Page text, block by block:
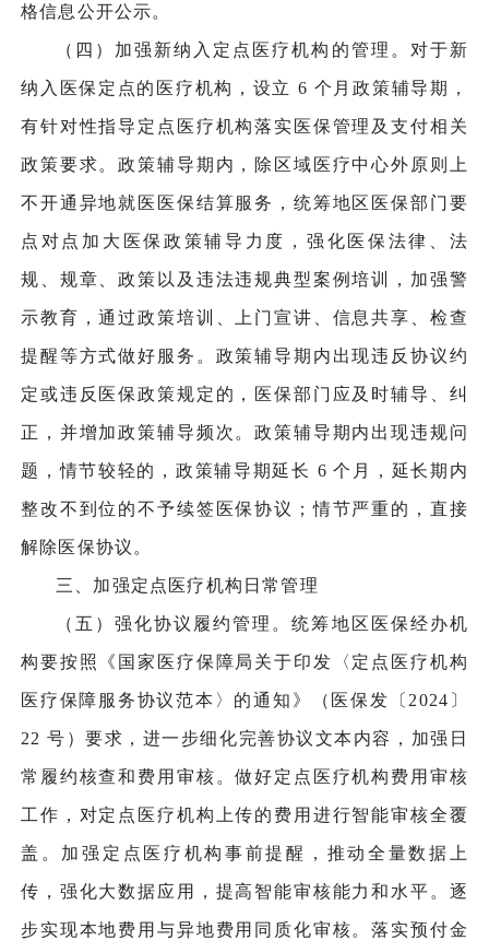
格信息公开公示。
（四）加强新纳入定点医疗机构的管理。对于新
纳入医保定点的医疗机构，设立 6 个月政策辅导期，
有针对性指导定点医疗机构落实医保管理及支付相关
政策要求。政策辅导期内，除区域医疗中心外原则上
不开通异地就医医保结算服务，统筹地区医保部门要
点对点加大医保政策辅导力度，强化医保法律、法
规、规章、政策以及违法违规典型案例培训，加强警
示教育，通过政策培训、上门宣讲、信息共享、检查
提醒等方式做好服务。政策辅导期内出现违反协议约
定或违反医保政策规定的，医保部门应及时辅导、纠
正，并增加政策辅导频次。政策辅导期内出现违规问
题，情节较轻的，政策辅导期延长 6 个月，延长期内
整改不到位的不予续签医保协议；情节严重的，直接
解除医保协议。
三、加强定点医疗机构日常管理
（五）强化协议履约管理。统筹地区医保经办机
构要按照《国家医疗保障局关于印发〈定点医疗机构
医疗保障服务协议范本〉的通知》（医保发〔2024〕
22 号）要求，进一步细化完善协议文本内容，加强日
常履约核查和费用审核。做好定点医疗机构费用审核
工作，对定点医疗机构上传的费用进行智能审核全覆
盖。加强定点医疗机构事前提醒，推动全量数据上
传，强化大数据应用，提高智能审核能力和水平。逐
步实现本地费用与异地费用同质化审核。落实预付金